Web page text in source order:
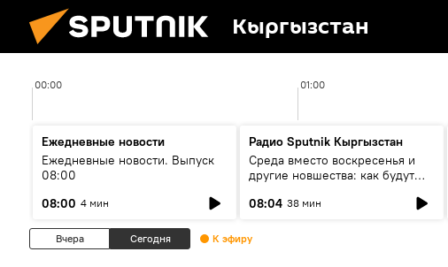
Кыргызстан
00:00 01:00
Ежедневные новости
Ежедневные новости. Выпуск
08:00
08:00 4 мин
Радио Sputnik Кыргызстан
Среда вместо воскресенья и
другие новшества: как будут
08:04 38 мин
Вчера Сегодня К эфиру